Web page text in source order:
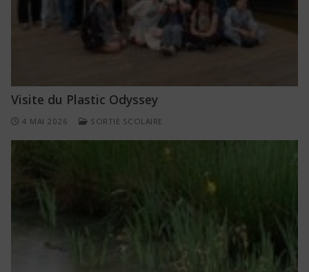
Visite du Plastic Odyssey
4 MAI 2026 SORTIE SCOLAIRE